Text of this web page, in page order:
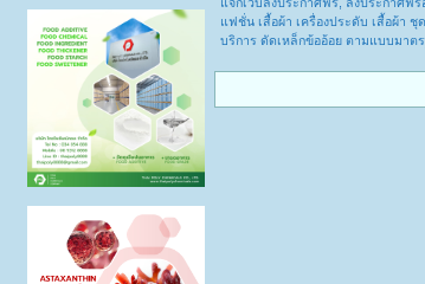
แฟชั่น เสื้อผ้า เครื่องประดับ เสื้อผ้า
บริการ ดัดเหล็กข้ออ้อย ตามแบบมาต